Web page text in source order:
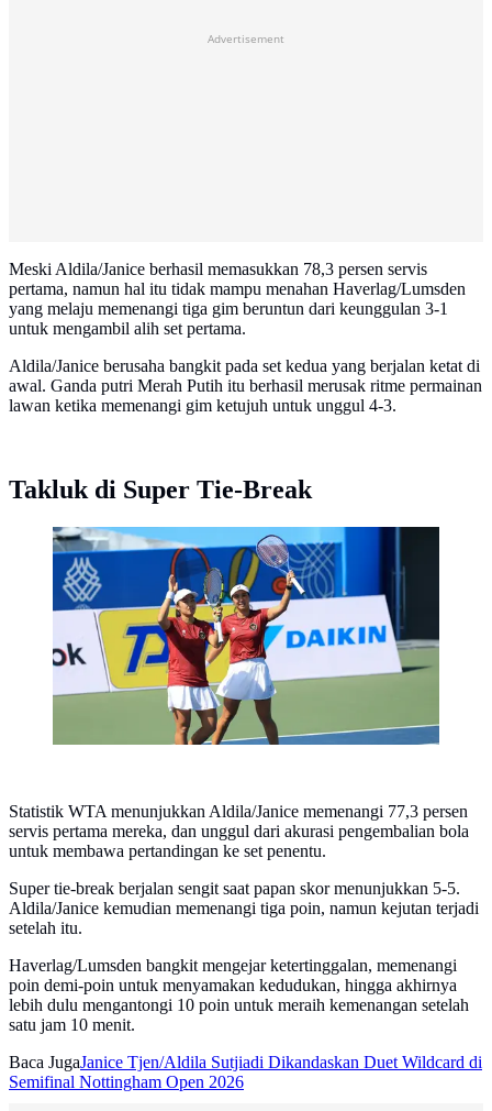
Advertisement
Meski Aldila/Janice berhasil memasukkan 78,3 persen servis
pertama, namun hal itu tidak mampu menahan Haverlag/Lumsden
yang melaju memenangi tiga gim beruntun dari keunggulan 3-1
untuk mengambil alih set pertama.
Aldila/Janice berusaha bangkit pada set kedua yang berjalan ketat di
awal. Ganda putri Merah Putih itu berhasil merusak ritme permainan
lawan ketika memenangi gim ketujuh untuk unggul 4-3.
Takluk di Super Tie-Break
Petenis ganda putri Indonesia, Aldila Sutjiadi/Janice
Tjen. (NOC Indonesia)
Statistik WTA menunjukkan Aldila/Janice memenangi 77,3 persen
servis pertama mereka, dan unggul dari akurasi pengembalian bola
untuk membawa pertandingan ke set penentu.
Super tie-break berjalan sengit saat papan skor menunjukkan 5-5.
Aldila/Janice kemudian memenangi tiga poin, namun kejutan terjadi
setelah itu.
Haverlag/Lumsden bangkit mengejar ketertinggalan, memenangi
poin demi-poin untuk menyamakan kedudukan, hingga akhirnya
lebih dulu mengantongi 10 poin untuk meraih kemenangan setelah
satu jam 10 menit.
Baca JugaJanice Tjen/Aldila Sutjiadi Dikandaskan Duet Wildcard di
Semifinal Nottingham Open 2026